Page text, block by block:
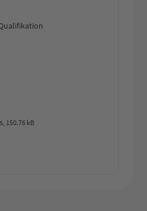
, 150.76 kB